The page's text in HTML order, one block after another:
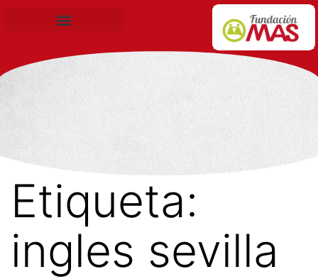
Etiqueta:
ingles sevilla